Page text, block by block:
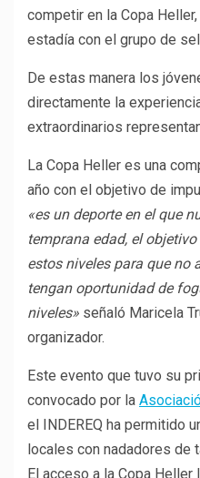
competir en la Copa
estadía con el grupo de
De estas manera los
directamente la
extraordinarios
La Copa Heller es una
año con el objetivo de
«es un deporte en el que
temprana edad, el
estos niveles para que no
tengan oportunidad de
niveles» señaló Maricela
organizador.
Este evento que tuvo su
convocado por la
el INDEREQ ha permitido
locales con nadadores de
El acceso a la Copa